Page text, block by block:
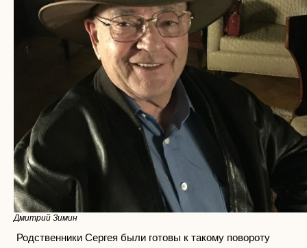
Дмитрий Зимин
Родственники Сергея были готовы к такому повороту